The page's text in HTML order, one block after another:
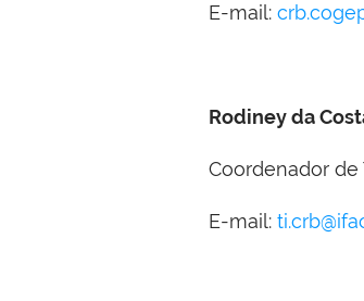
E-mail:
Rodiney da
Coordenador de
E-mail: